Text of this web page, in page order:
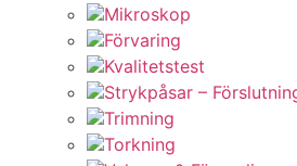
Mikroskop
Förvaring
Kvalitetstest
Strykpåsar –
Trimning
Torkning